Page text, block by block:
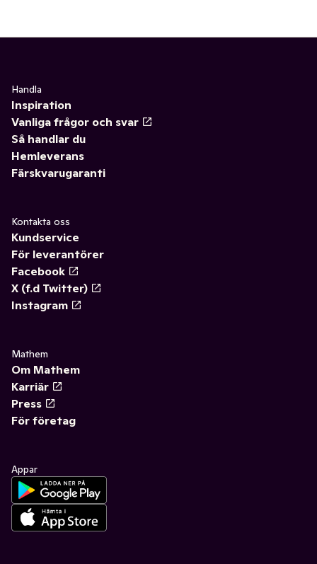
Handla
Inspiration
Vanliga frågor och svar
Så handlar du
Hemleverans
Färskvarugaranti
Kontakta oss
Kundservice
För leverantörer
Facebook
X (f.d Twitter)
Instagram
Mathem
Om Mathem
Karriär
Press
För företag
Appar